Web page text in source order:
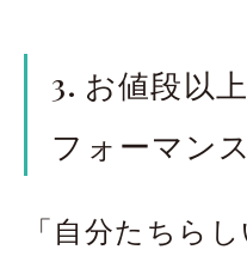
3. お値段以
フォーマンス
「自分たちら